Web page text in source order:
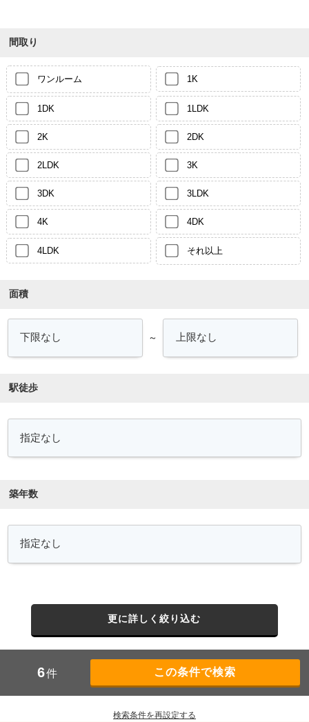
間取り
ワンルーム 1K
1DK 1LDK
2K 2DK
2LDK 3K
3DK 3LDK
4K 4DK
4LDK それ以上
面積
～
駅徒歩
築年数
更に詳しく絞り込む
6件
検索条件を再設定する